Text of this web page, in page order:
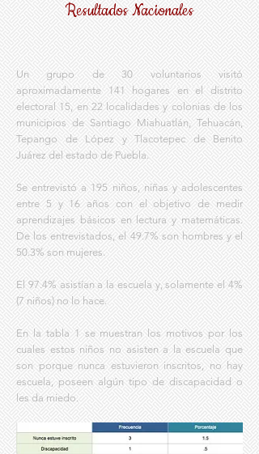
Resultados Nacionales
Un grupo de 30 voluntarios visitó
aproximadamente 141 hogares en el distrito
electoral 15, en 22 localidades y colonias de los
municipios de Santiago Miahuatlán, Tehuacán,
Tepango de López y Tlacotepec de Benito
Juárez del estado de Puebla.
Se entrevistó a 195 niños, niñas y adolescentes
entre 5 y 16 años con el objetivo de medir
aprendizajes básicos en lectura y matemáticas.
De los entrevistados, el 49.7% son hombres y el
50.3% son mujeres.
El 97.4% asistían a la escuela y, solamente el 4%
(7 niños) no lo hace.
En la tabla 1 se muestran los motivos por los
cuales estos niños no asisten a la escuela que
son porque nunca estuvieron inscritos, no hay
escuela, poseen algún tipo de discapacidad o
les da miedo.